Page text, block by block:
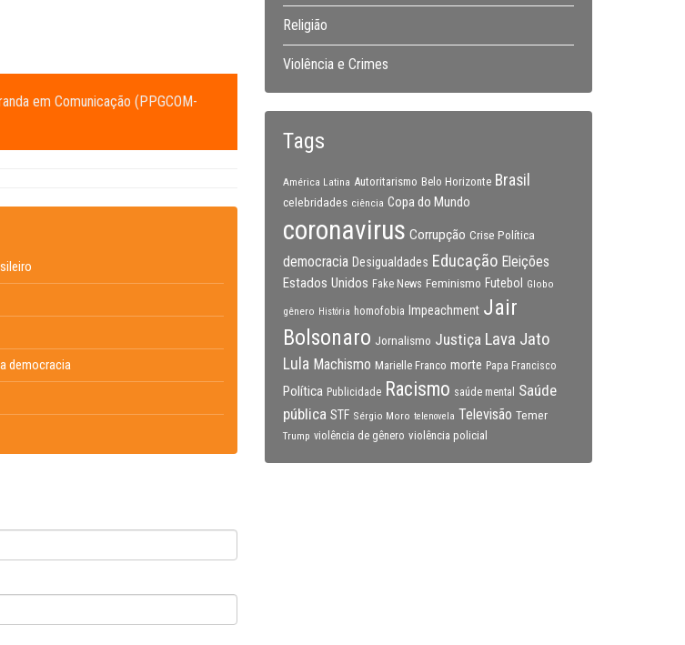
em Comunicação (PPGCOM-
democracia
Religião
Violência e Crimes
Tags
América Latina Autoritarismo Belo Horizonte Brasil
celebridades ciência Copa do Mundo
coronavirus Corrupção Crise Política
democracia Desigualdades Educação Eleições
Estados Unidos Fake News Feminismo Futebol Globo
gênero História homofobia Impeachment Jair
Bolsonaro Jornalismo Justiça Lava Jato
Lula Machismo Marielle Franco morte Papa Francisco
Política Publicidade Racismo saúde mental
Saúde
pública STF Sérgio Moro telenovela Televisão Temer
Trump violência de gênero violência policial